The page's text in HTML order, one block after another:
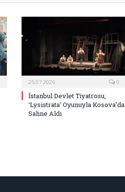
25.07.2026 0
İstanbul Devlet Tiyatrosu,
‘Lysistrata’ Oyunuyla Kosova’da
Sahne Aldı